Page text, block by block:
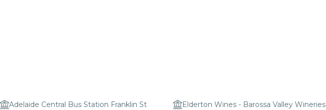
Adelaide Central Bus Station Franklin St Elderton Wines - Barossa Valley Wineries